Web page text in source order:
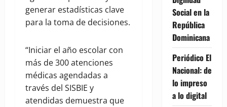
generar estadísticas clave
para la toma de decisiones.
“Iniciar el año escolar con
más de 300 atenciones
médicas agendadas a
través del SISBIE y
atendidas demuestra que
Social en la
República
Dominicana
Periódico El
Nacional: de
lo impreso
a lo digital